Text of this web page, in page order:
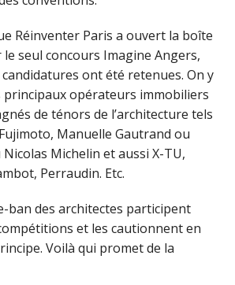
Réinventer Paris a ouvert la boîte
le seul concours Imagine Angers,
ont été retenues. On y
opérateurs immobiliers
de ténors de l’architecture tels
Manuelle Gautrand ou
Michelin et aussi X-TU,
Perraudin. Etc.
ban des architectes participent
et les cautionnent en
Voilà qui promet de la